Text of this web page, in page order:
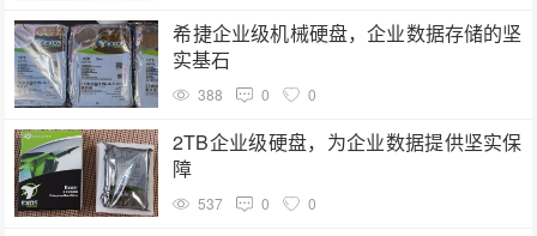
希捷企业级机械硬盘，企业数据存储的坚
实基石
388 0 0
2TB企业级硬盘，为企业数据提供坚实保
障
537 0 0